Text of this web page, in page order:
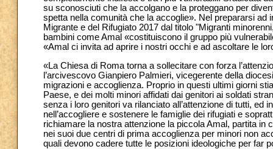
su sconosciuti che la accolgano e la proteggano per
spetta nella comunità che la accoglie». Nel prepararsi ad
Migrante e del Rifugiato 2017 dal titolo "Migranti
bambini come Amal «costituiscono il gruppo più
«Amal ci invita ad aprire i nostri occhi e ad ascoltare le
«La Chiesa di Roma torna a sollecitare con forza
l’arcivescovo Gianpiero Palmieri, vicegerente della
migrazioni e accoglienza. Proprio in questi ultimi giorni
Paese, e dei molti minori affidati dai genitori ai soldati
senza i loro genitori va rilanciato all’attenzione di tutti,
nell’accogliere e sostenere le famiglie dei rifugiati e
richiamare la nostra attenzione la piccola Amal, partita
nei suoi due centri di prima accoglienza per minori non
quali devono cadere tutte le posizioni ideologiche per far